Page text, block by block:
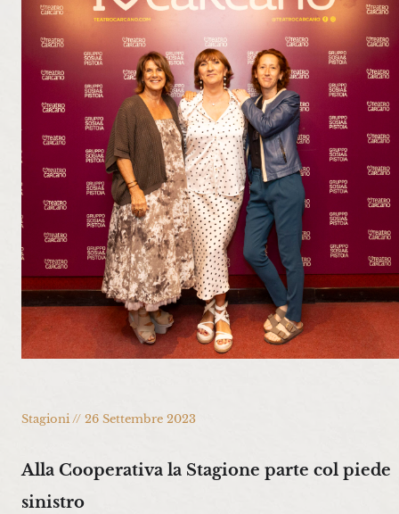
Alla Cooperativa la Stagione parte col piede
sinistro
Stagioni // 26 Settembre 2023